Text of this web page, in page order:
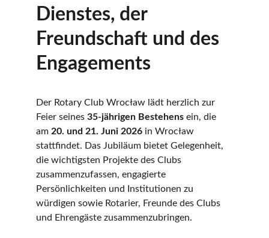
Dienstes, der
Freundschaft und des
Engagements
Der Rotary Club Wrocław lädt herzlich zur
Feier seines 35-jährigen Bestehens ein, die
am 20. und 21. Juni 2026 in Wrocław
stattfindet. Das Jubiläum bietet Gelegenheit,
die wichtigsten Projekte des Clubs
zusammenzufassen, engagierte
Persönlichkeiten und Institutionen zu
würdigen sowie Rotarier, Freunde des Clubs
und Ehrengäste zusammenzubringen.